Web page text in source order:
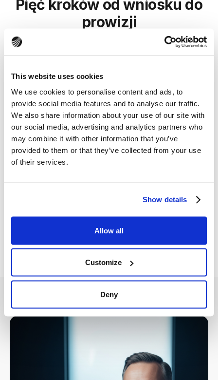
This website uses cookies
We use cookies to personalise content and ads, to
provide social media features and to analyse our traffic.
We also share information about your use of our site with
our social media, advertising and analytics partners who
may combine it with other information that you’ve
provided to them or that they’ve collected from your use
of their services.
Show details
Allow all
Customize
Deny
Pięć kroków od wniosku do
prowizji
Krok 1: Składasz wniosek w imieniu klienta
Krok 2: Analiza i decyzja kredytowa
CreditMetrics™ analizuje wniosek od razu, analityk
potwierdza decyzję. Średnio odpowiadamy w 14,5 godziny,
najpóźniej w 24.
Krok 3: Klient podpisuje umowę online
Po akceptacji oferty wysyłamy umowę. Klient podpisuje
online, bez wizyt w oddziale i bez kuriera.
Krok 4: Wypłata dla klienta